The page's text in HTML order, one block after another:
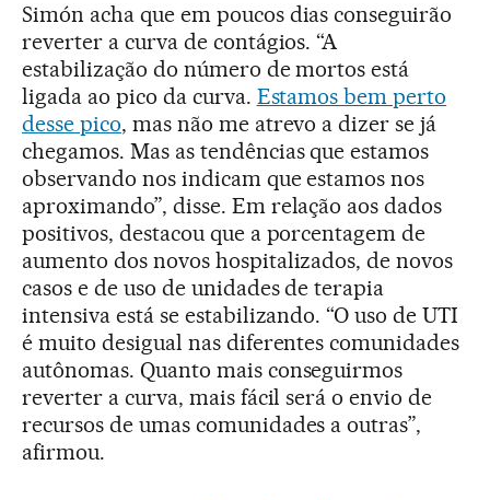
Simón acha que em poucos dias conseguirão
reverter a curva de contágios. “A
estabilização do número de mortos está
ligada ao pico da curva. Estamos bem perto
desse pico, mas não me atrevo a dizer se já
chegamos. Mas as tendências que estamos
observando nos indicam que estamos nos
aproximando”, disse. Em relação aos dados
positivos, destacou que a porcentagem de
aumento dos novos hospitalizados, de novos
casos e de uso de unidades de terapia
intensiva está se estabilizando. “O uso de UTI
é muito desigual nas diferentes comunidades
autônomas. Quanto mais conseguirmos
reverter a curva, mais fácil será o envio de
recursos de umas comunidades a outras”,
afirmou.